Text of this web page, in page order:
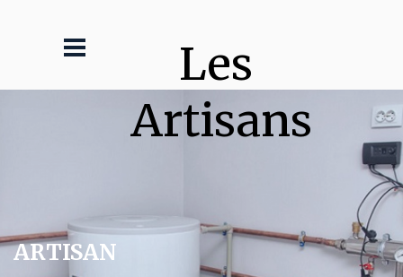
Les
Artisans
ARTISAN